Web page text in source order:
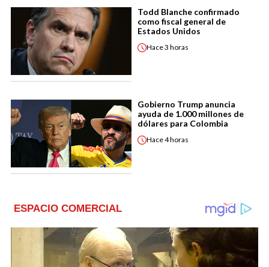
Todd Blanche confirmado
como fiscal general de
Estados Unidos
Hace3 horas
Gobierno Trump anuncia
ayuda de 1.000 millones de
dólares para Colombia
Hace4 horas